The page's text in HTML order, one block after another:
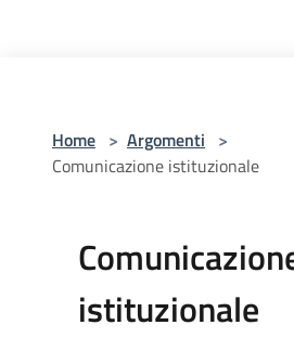
Home > Argomenti >
Comunicazione istituzionale
istituzionale